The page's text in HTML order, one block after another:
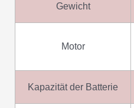
Gewicht
Motor
Kapazität der Batterie